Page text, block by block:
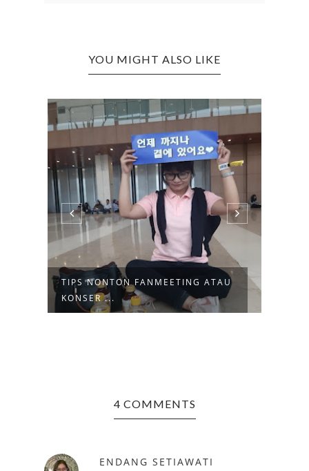
YOU MIGHT ALSO LIKE
TIPS NONTON FANMEETING ATAU
KONSER ...
4 COMMENTS
ENDANG SETIAWATI